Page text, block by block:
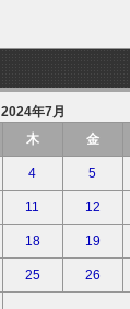
2024年7月
木 金
4 5
11 12
18 19
25 26